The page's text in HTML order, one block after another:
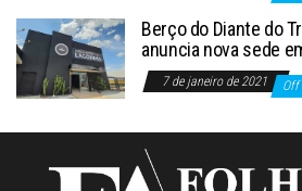
Berço do Diante do
anuncia nova sede
7 de janeiro de 2021 Off